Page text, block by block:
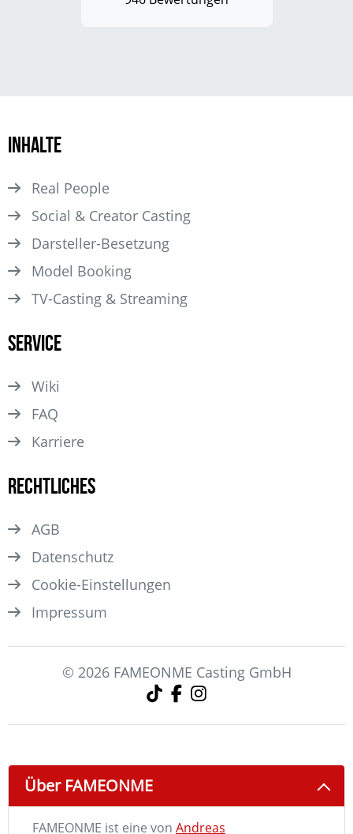
Inhalte
Real People
Social & Creator Casting
Darsteller­-Besetzung
Model Booking
TV-Casting & Streaming
Service
Wiki
FAQ
Karriere
Rechtliches
AGB
Datenschutz
Cookie-Einstellungen
Impressum
© 2026 FAMEONME Casting GmbH
Über FAMEONME
FAMEONME ist eine von Andreas